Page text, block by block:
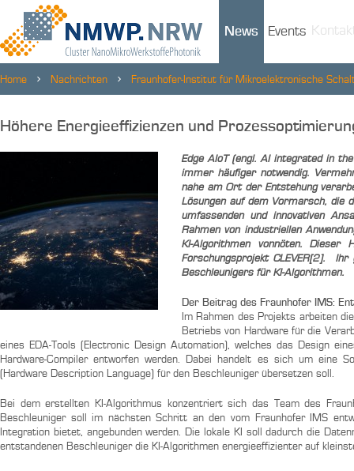
News Events
Home Nachrichten Fraunhofer-Institut für Mikroelektronische
Höhere Energieeffizienzen und
Edge AIoT (engl. AI integrated in
immer häufiger notwendig.
nahe am Ort der Entstehung
Lösungen auf dem Vormarsch, die
umfassenden und innovativen
Rahmen von industriellen
KI-Algorithmen vonnöten.
Forschungsprojekt CLEVER[2].
Beschleunigers für KI-Algorithmen.
Der Beitrag des Fraunhofer IMS:
Im Rahmen des Projekts arbeiten
Betriebs von Hardware für die
eines EDA-Tools (Electronic Design Automation), welches das Design
Hardware-Compiler entworfen werden. Dabei handelt es sich um eine
(Hardware Description Language) für den Beschleuniger übersetzen soll.
Bei dem erstellten KI-Algorithmus konzentriert sich das Team des
Beschleuniger soll im nächsten Schritt an den vom Fraunhofer IMS
Integration bietet, angebunden werden. Die lokale KI soll dadurch die
entstandenen Beschleuniger die KI-Algorithmen energieeffizienter auf